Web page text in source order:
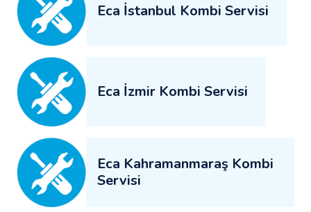
Eca İstanbul Kombi Servisi
Eca İzmir Kombi Servisi
Eca Kahramanmaraş Kombi
Servisi